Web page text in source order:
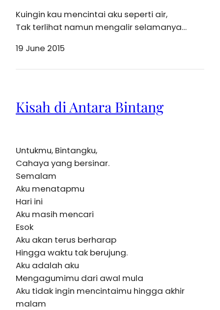
Kuingin kau mencintai aku seperti air,
Tak terlihat namun mengalir selamanya…
19 June 2015
Kisah di Antara Bintang
Untukmu, Bintangku,
Cahaya yang bersinar.
Semalam
Aku menatapmu
Hari ini
Aku masih mencari
Esok
Aku akan terus berharap
Hingga waktu tak berujung.
Aku adalah aku
Mengagumimu dari awal mula
Aku tidak ingin mencintaimu hingga akhir
malam